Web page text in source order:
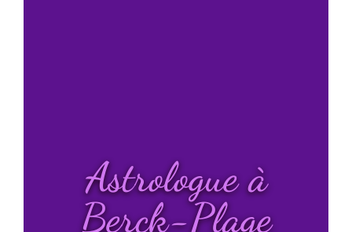
Astrologue à
Berck-Plage